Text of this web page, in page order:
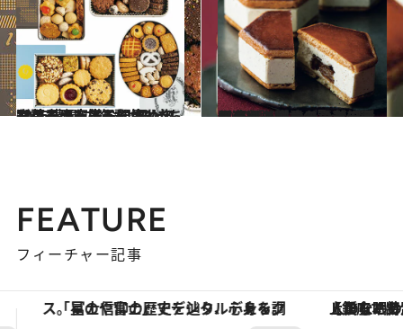
2026.1.1
お菓子研究家おすすめの【クッキー缶7選】みっちり詰まった様子に惚れ惚れ！ 構想に3年をかけた逸品も【ベスト記事2025】
贈りもの 2025.12.5
保存版【間違いのない手みやげ・洋のもの】7選《スターシェフの贅沢スイーツ、誰もが喜ぶシャルキュトリやチーズまで…》贈りもの賢者の御用達は？
贈りもの
FEATURE
フィーチャー記事
【銀座で出合う最旬美容】美髪ケアや上質な眠り…セルフケアのアップデートから、特別な名入れギフトまで。大人のための「ReFa GINZA」クルーズ